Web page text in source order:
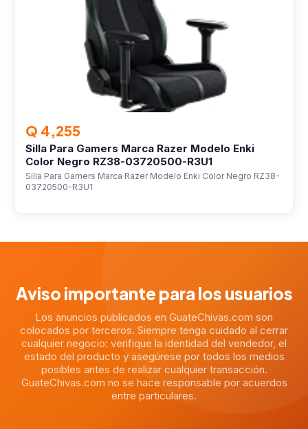
Q 4,255
Silla Para Gamers Marca Razer Modelo Enki
Color Negro RZ38-03720500-R3U1
Silla Para Gamers Marca Razer Modelo Enki Color Negro RZ38-
03720500-R3U1
Aviso importante para los usuarios
Los anuncios publicados en GuateChivas.com son
colocados por terceros. Siempre tenga cuidado al cerrar
cualquier negocio: verifique la identidad del vendedor, el
estado del producto y asegúrese por todos los medios
posibles antes de realizar cualquier transacción.
GuateChivas.com no se hace responsable por acuerdos
entre particulares.